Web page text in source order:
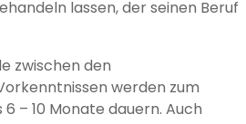
lassen, der seinen Beruf
zwischen den
werden zum
– 10 Monate dauern. Auch